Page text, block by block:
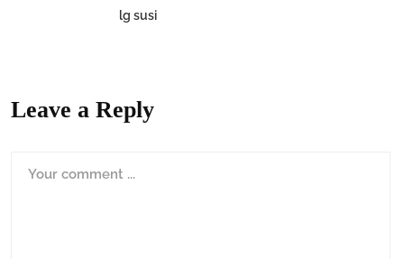
lg susi
Leave a Reply